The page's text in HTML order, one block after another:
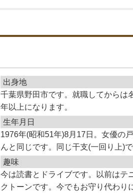
出身地
千葉県野田市です。就職してからは
年以上になります。
生年月日
1976年(昭和51年)8月17日。女優の
んと同じです。同じ干支(一回り上)で
趣味
今は読書とドライブです。以前はテ
クトーンです。今でもお守り代わり